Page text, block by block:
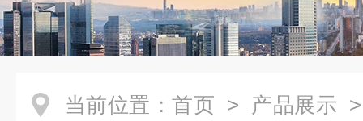
当前位置： 首页 > 产品展示